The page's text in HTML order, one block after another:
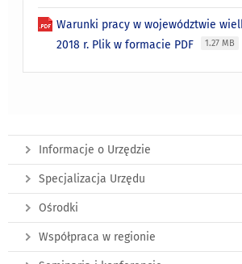
Warunki pracy w województwie
2018 r. Plik w formacie PDF
1.27 MB
Informacje o Urzędzie
Specjalizacja Urzędu
Ośrodki
Współpraca w regionie